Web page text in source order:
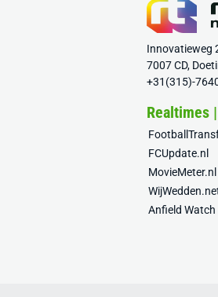
Innovatieweg
7007 CD,
+31(315)-
Realtimes
FCUpdate.nl
MovieMeter.nl
Anfield Watch